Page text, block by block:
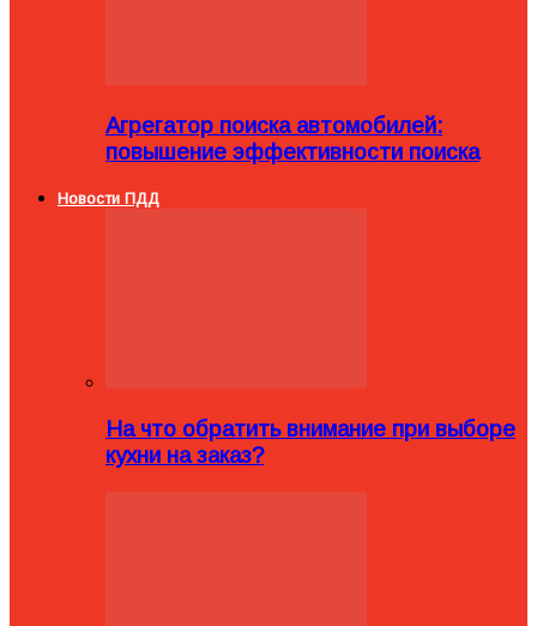
Агрегатор поиска автомобилей:
повышение эффективности поиска
Новости ПДД
На что обратить внимание при выборе
кухни на заказ?